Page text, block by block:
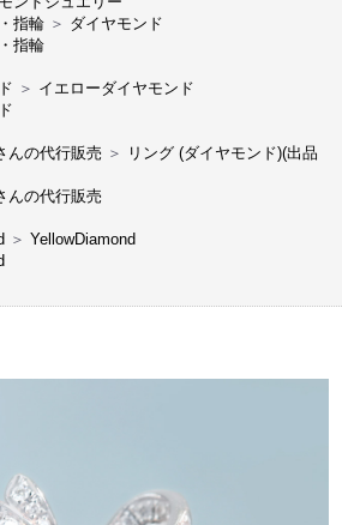
指輪 ＞ ダイヤモンド
指輪
＞ イエローダイヤモンド
んの代行販売 ＞
リング (ダイヤモンド)(出品
んの代行販売
＞ YellowDiamond